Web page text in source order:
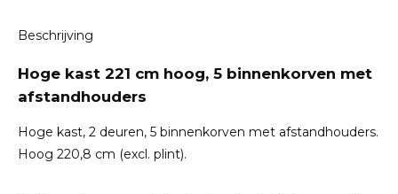
Beschrijving
Hoge kast 221 cm hoog, 5 binnenkorven met
afstandhouders
Hoge kast, 2 deuren, 5 binnenkorven met afstandhouders.
Hoog 220,8 cm (excl. plint).